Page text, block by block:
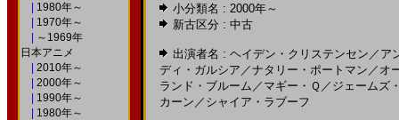
1980年～
1970年～
～1969年
日本アニメ
2010年～
2000年～
1990年～
1980年～
小分類名 : 2000年～
新古区分 : 中古
出演者名 : ヘイデン・クリステンセン ／ ア
ディ・ガルシア ／ナタリー・ポートマン ／ オ
ランド・ブルーム ／ マギー・Ｑ ／ ジェームズ
カーン ／ シャイア・ラブーフ